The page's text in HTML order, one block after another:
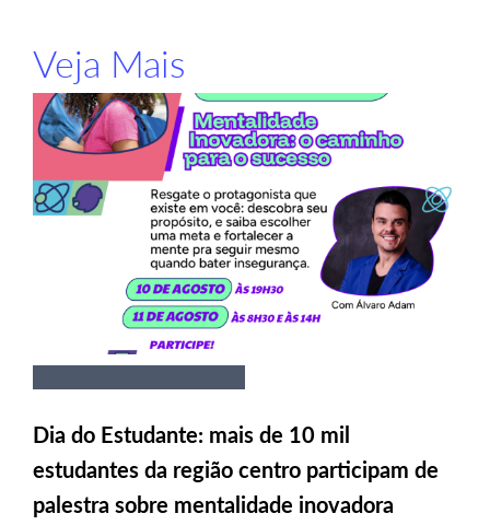
Veja Mais
Dia do Estudante: mais de 10 mil
estudantes da região centro participam de
palestra sobre mentalidade inovadora